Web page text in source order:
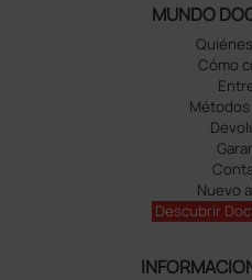
MUNDO
Cómo
Nuevo
Descubrir